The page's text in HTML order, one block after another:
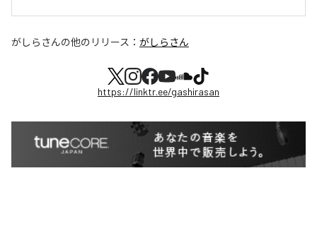
がしらさんの他のリリース： がしらさん
https://linktr.ee/gashirasan